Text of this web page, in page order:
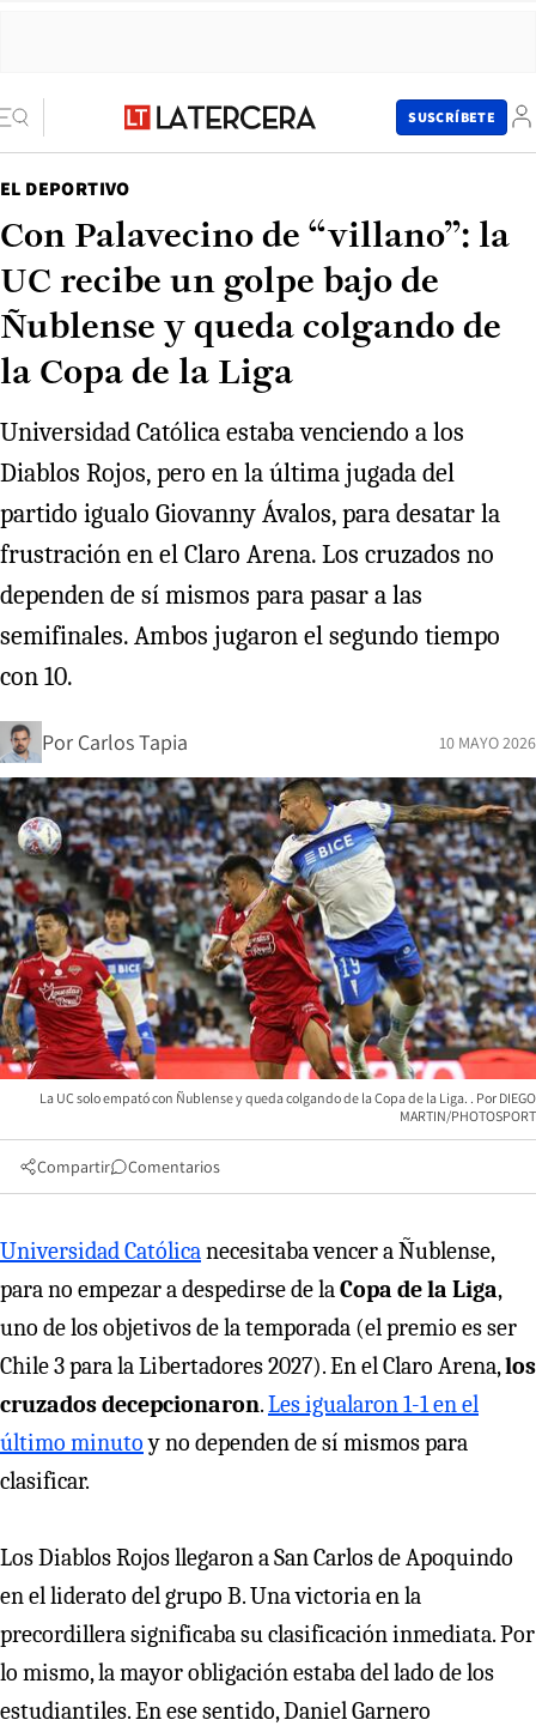
SUSCRÍBETE
EL DEPORTIVO
Con Palavecino de “villano”: la
UC recibe un golpe bajo de
Ñublense y queda colgando de
la Copa de la Liga
Universidad Católica estaba venciendo a los
Diablos Rojos, pero en la última jugada del
partido igualo Giovanny Ávalos, para desatar la
frustración en el Claro Arena. Los cruzados no
dependen de sí mismos para pasar a las
semifinales. Ambos jugaron el segundo tiempo
con 10.
Por Carlos Tapia 10 MAYO 2026
La UC solo empató con Ñublense y queda colgando de la Copa de la Liga.
DIEGO
MARTIN/PHOTOSPORT
Compartir Comentarios
Universidad Católicanecesitaba vencer a Ñublense,
para no empezar a despedirse de laCopa de la Liga,
uno de los objetivos de la temporada (el premio es ser
Chile 3 para la Libertadores 2027). En el Claro Arena,los
cruzados decepcionaron.Les igualaron 1-1 en el
último minutoy no dependen de sí mismos para
clasificar.
Los Diablos Rojos llegaron a San Carlos de Apoquindo
en el liderato del grupo B. Una victoria en la
precordillera significaba su clasificación inmediata. Por
lo mismo, la mayor obligación estaba del lado de los
estudiantiles. En ese sentido, Daniel Garnero